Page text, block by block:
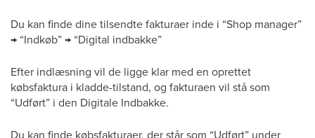
Du kan finde dine tilsendte fakturaer inde i “Shop manager”
→ “Indkøb” → “Digital indbakke”
Efter indlæsning vil de ligge klar med en oprettet
købsfaktura i kladde-tilstand, og fakturaen vil stå som
“Udført” i den Digitale Indbakke.
Du kan finde købsfakturaer, der står som “Udført” under